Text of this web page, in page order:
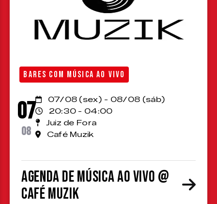
BARES COM MÚSICA AO VIVO
07
08
07/08 (sex) - 08/08 (sáb)
20:30 - 04:00
Juiz de Fora
Café Muzik
Agenda de Música ao Vivo @
Café Muzik